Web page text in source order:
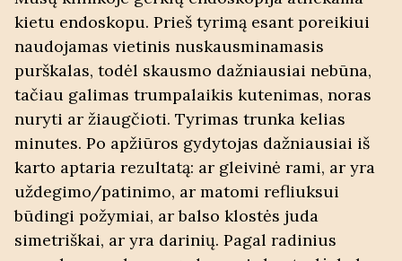
kietu endoskopu. Prieš tyrimą esant poreikiui
naudojamas vietinis nuskausminamasis
purškalas, todėl skausmo dažniausiai nebūna,
tačiau galimas trumpalaikis kutenimas, noras
nuryti ar žiaugčioti. Tyrimas trunka kelias
minutes. Po apžiūros gydytojas dažniausiai iš
karto aptaria rezultatą: ar gleivinė rami, ar yra
uždegimo/patinimo, ar matomi refliuksui
būdingi požymiai, ar balso klostės juda
simetriškai, ar yra darinių. Pagal radinius